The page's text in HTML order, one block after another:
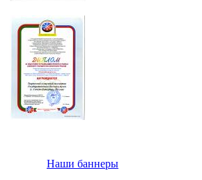
Наши баннеры